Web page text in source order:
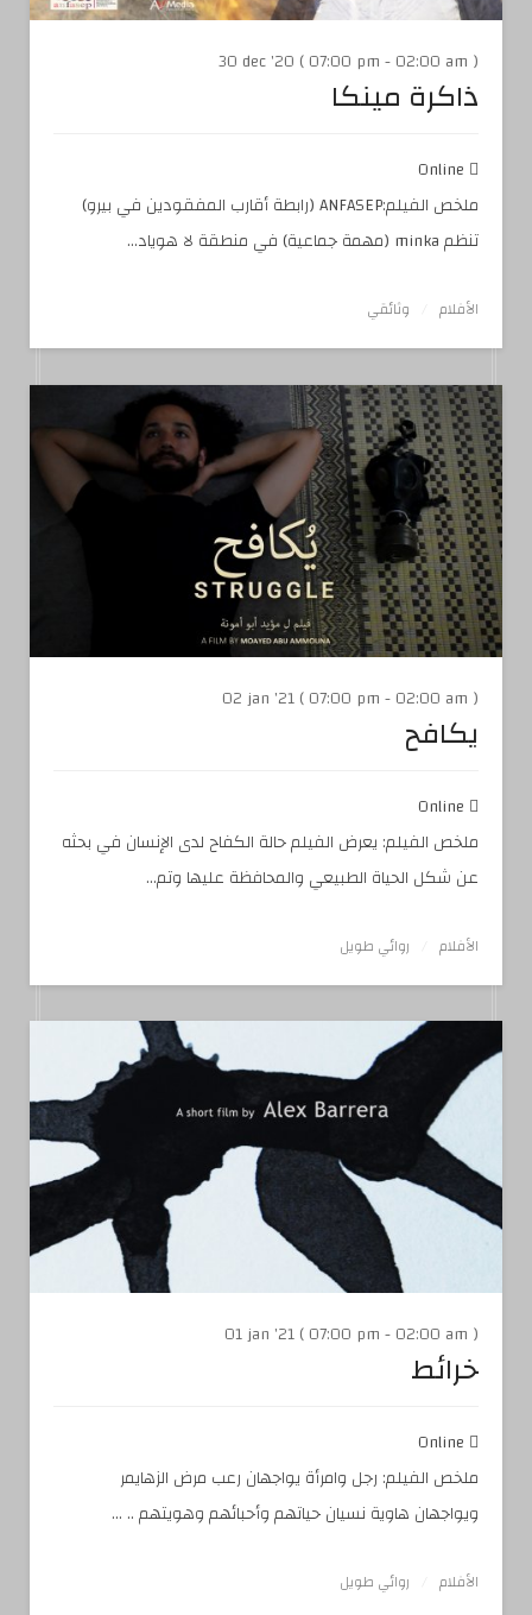
30 dec '20 ( 07:00 pm - 02:00 am )
ذاكرة مينكا
ملخص الفيلم:ANFASEP (رابطة أقارب المفقودين في بيرو)
تنظم minka (مهمة جماعية) في منطقة لا هوياد...
الأفلام وثائقي
02 jan '21 ( 07:00 pm - 02:00 am )
يكافح
ملخص الفيلم: يعرض الفيلم حالة الكفاح لدى الإنسان في بحثه
عن شكل الحياة الطبيعي والمحافظة عليها وتم...
الأفلام روائي طويل
01 jan '21 ( 07:00 pm - 02:00 am )
خرائط
ملخص الفيلم: رجل وامرأة يواجهان رعب مرض الزهايمر
ويواجهان هاوية نسيان حياتهم وأحبائهم وهويتهم .. ...
الأفلام روائي طويل